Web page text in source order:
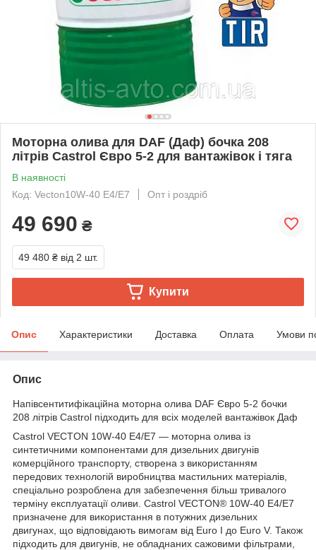
Моторна олива для DAF (Даф) бочка 208
літрів Castrol Євро 5-2 для вантажівок і тяга
В наявності
Код: Vecton10W-40 E4/E7
Опт і роздріб
49 690 ₴
49 480 ₴ від 2 шт.
Купити
Опис Характеристики Доставка Оплата Умови
Опис
Напівсентитифікаційна моторна олива DAF Євро 5-2 бочки
208 літрів Castrol підходить для всіх моделей вантажівок Даф
Castrol VECTON 10W-40 E4/E7 — моторна олива із
синтетичними компонентами для дизельних двигунів
комерційного транспорту, створена з використанням
передових технологій виробництва мастильних матеріалів,
спеціально розроблена для забезпечення більш тривалого
терміну експлуатації оливи. Castrol VECTON® 10W-40 E4/E7
призначене для використання в потужних дизельних
двигунах, що відповідають вимогам від Euro I до Euro V. Також
підходить для двигунів, не обладнаних сажовими фільтрами,